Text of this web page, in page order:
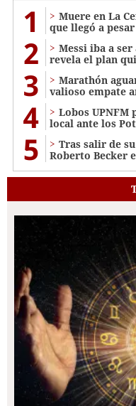
1
Muere en La
que llegó a
2
Messi iba a ser
revela el plan
3
Marathón
valioso empate
4
Lobos UPNFM
local ante los
5
Tras salir de
Roberto Becker